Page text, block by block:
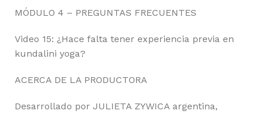
MÓDULO 4 – PREGUNTAS FRECUENTES
Video 15: ¿Hace falta tener experiencia previa en
kundalini yoga?
ACERCA DE LA PRODUCTORA
Desarrollado por JULIETA ZYWICA argentina,